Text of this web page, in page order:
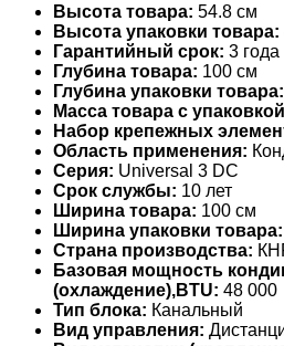
Высота товара: 54.8 см
Высота упаковки товара:
Гарантийный срок: 3 года
Глубина товара: 100 см
Глубина упаковки товара:
Масса товара с
Набор крепежных
Область применения:
Серия: Universal 3 DC
Срок службы: 10 лет
Ширина товара: 100 см
Ширина упаковки товара:
Страна производства:
Базовая мощность
(охлаждение),BTU: 48 000
Тип блока: Канальный
Вид управления: